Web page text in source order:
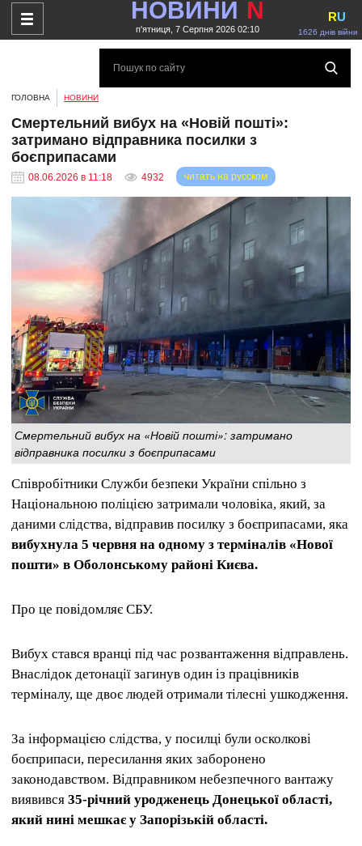
НОВИНИ N
п'ятниця, 7 Серпня 2026 02:10 1626 днів війни
RU
ГОЛОВНА НОВИНИ
Смертельний вибух на «Новій пошті»:
затримано відправника посилки з
боєприпасами
08.06.2026 в 11:18 4932 читать на русском
Смертельний вибух на «Новій пошті»: затримано
відправника посилки з боєприпасами
Співробітники Служби безпеки України спільно з
Національною поліцією затримали чоловіка, який, за
даними слідства, відправив посилку з боєприпасами, яка
вибухнула 5 червня на одному з терміналів «Нової
пошти» в Оболонському районі Києва.
Про це повідомляє СБУ.
Вибух стався вранці під час розвантаження відправлень.
Внаслідок детонації загинув один із працівників
терміналу, ще двоє людей отримали тілесні ушкодження.
За інформацією слідства, у посилці були осколкові
боєприпаси, пересилання яких заборонено
законодавством. Відправником небезпечного вантажу
виявився 35-річний уродженець Донецької області,
який нині мешкає у Запорізькій області.